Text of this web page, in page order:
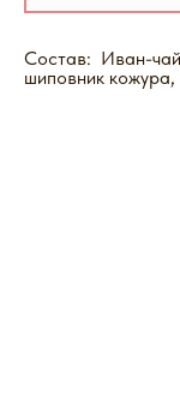
Состав: Иван-
шиповник кожура,